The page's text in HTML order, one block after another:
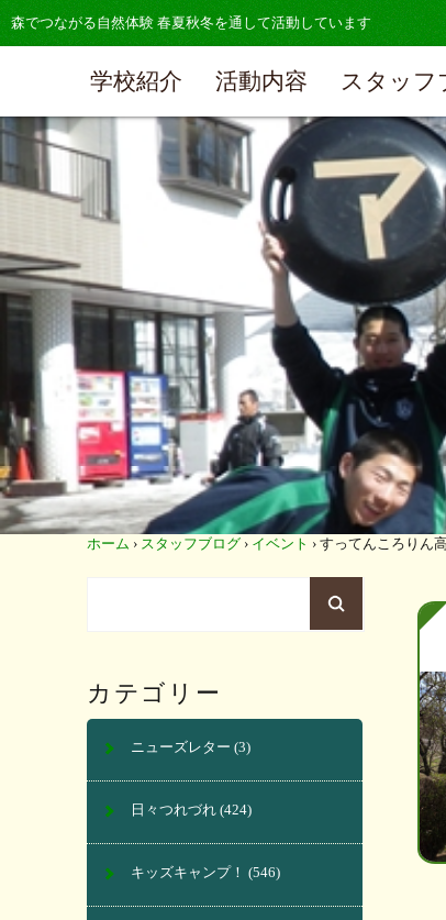
森でつながる自然体験 春夏秋冬を通して活動しています
学校紹介 活動内容 スタッフ
ホーム › スタッフブログ › イベント › すってんころりん
カテゴリー
ニューズレター (3)
日々つれづれ (424)
キッズキャンプ！ (546)